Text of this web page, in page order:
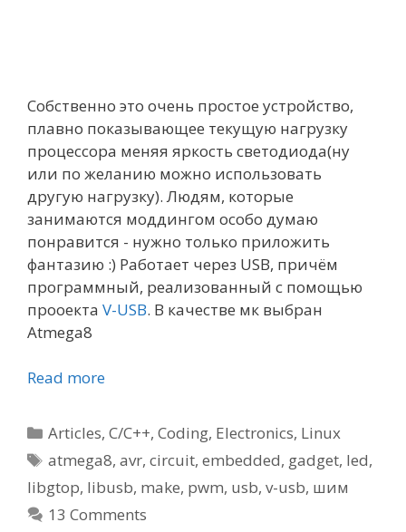
Собственно это очень простое устройство,
плавно показывающее текущую нагрузку
процессора меняя яркость светодиода(ну
или по желанию можно использовать
другую нагрузку). Людям, которые
занимаются моддингом особо думаю
понравится - нужно только приложить
фантазию :) Работает через USB, причём
программный, реализованный с помощью
прооекта V-USB. В качестве мк выбран
Atmega8
Read more
Categories
Articles,C/C++,Coding, Electronics, Linux
Tags
atmega8,avr,circuit,embedded, gadget, led,
libgtop, libusb, make, pwm, usb, v-usb, шим
13 Comments